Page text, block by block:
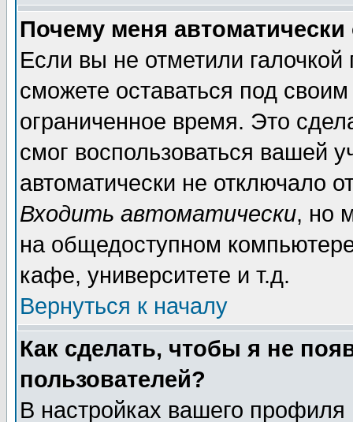
Почему меня автоматически
Если вы не отметили галочкой
сможете оставаться под
ограниченное время. Это
смог воспользоваться вашей
автоматически не отключало
Входить автоматически, но
на общедоступном
кафе, университете и т.д.
Вернуться к началу
Как сделать, чтобы я не
пользователей?
В настройках вашего